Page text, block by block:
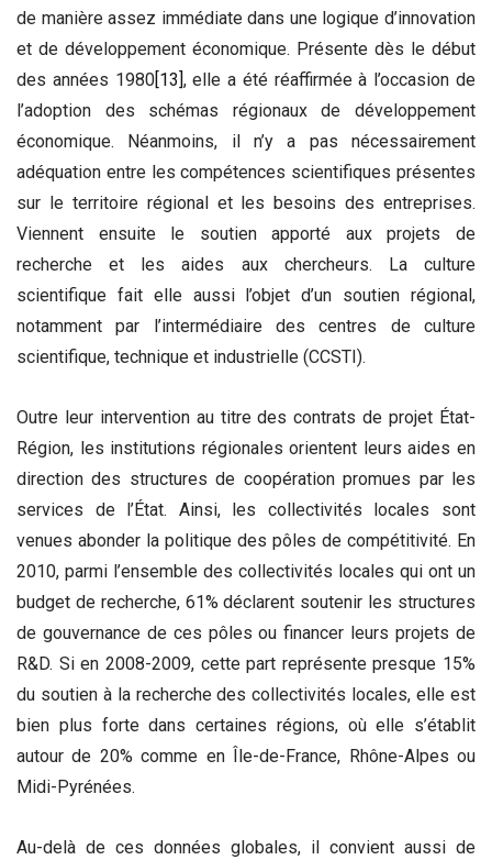
de manière assez immédiate dans une logique d’innovation
et de développement économique. Présente dès le début
des années 1980[13], elle a été réaffirmée à l’occasion de
l’adoption des schémas régionaux de développement
économique. Néanmoins, il n’y a pas nécessairement
adéquation entre les compétences scientifiques présentes
sur le territoire régional et les besoins des entreprises.
Viennent ensuite le soutien apporté aux projets de
recherche et les aides aux chercheurs. La culture
scientifique fait elle aussi l’objet d’un soutien régional,
notamment par l’intermédiaire des centres de culture
scientifique, technique et industrielle (CCSTI).
Outre leur intervention au titre des contrats de projet État-
Région, les institutions régionales orientent leurs aides en
direction des structures de coopération promues par les
services de l’État. Ainsi, les collectivités locales sont
venues abonder la politique des pôles de compétitivité. En
2010, parmi l’ensemble des collectivités locales qui ont un
budget de recherche, 61% déclarent soutenir les structures
de gouvernance de ces pôles ou financer leurs projets de
R&D. Si en 2008-2009, cette part représente presque 15%
du soutien à la recherche des collectivités locales, elle est
bien plus forte dans certaines régions, où elle s’établit
autour de 20% comme en Île-de-France, Rhône-Alpes ou
Midi-Pyrénées.
Au-delà de ces données globales, il convient aussi de